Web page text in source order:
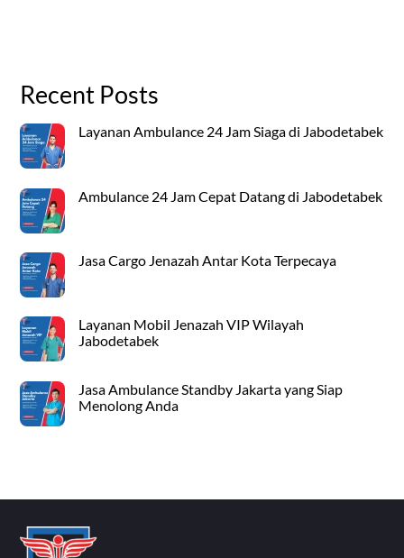
Recent Posts
Layanan Ambulance 24 Jam Siaga di Jabodetabek
Ambulance 24 Jam Cepat Datang di Jabodetabek
Jasa Cargo Jenazah Antar Kota Terpecaya
Layanan Mobil Jenazah VIP Wilayah
Jabodetabek
Jasa Ambulance Standby Jakarta yang Siap
Menolong Anda
To
Top